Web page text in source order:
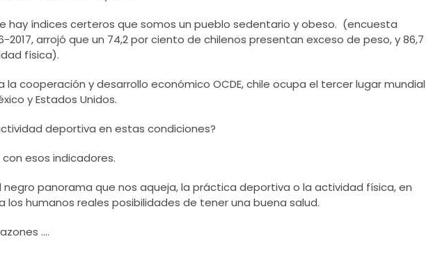
hay índices certeros que somos un pueblo sedentario y obeso. (encuesta
2017, arrojó que un 74,2 por ciento de chilenos presentan exceso de peso, y 86,7
física).
la cooperación y desarrollo económico OCDE, chile ocupa el tercer lugar mundial
y Estados Unidos.
deportiva en estas condiciones?
esos indicadores.
negro panorama que nos aqueja, la práctica deportiva o la actividad física, en
los humanos reales posibilidades de tener una buena salud.
….